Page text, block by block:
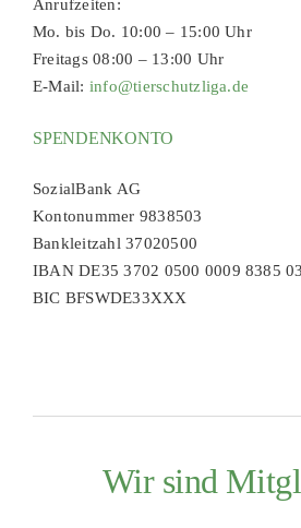
Anrufzeiten:
Mo. bis Do. 10:00 – 15:00 Uhr
Freitags 08:00 – 13:00 Uhr
E-Mail: info@tierschutzliga.de
SPENDENKONTO
SozialBank AG
Kontonummer 9838503
Bankleitzahl 37020500
IBAN DE35 3702 0500 0009 8385 03
BIC BFSWDE33XXX
Wir sind